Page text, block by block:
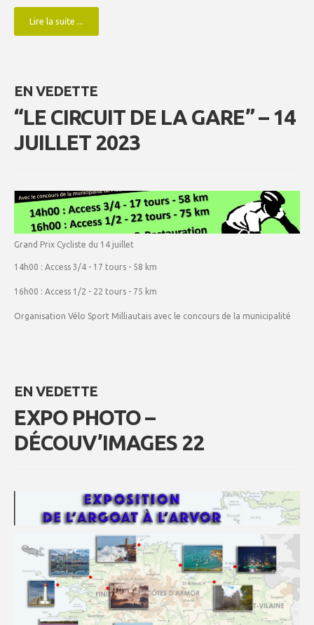
Lire la suite ...
EN VEDETTE
“LE CIRCUIT DE LA GARE” – 14
JUILLET 2023
Grand Prix Cycliste du 14 juillet
14h00 : Access 3/4 - 17 tours - 58 km
16h00 : Access 1/2 - 22 tours - 75 km
Organisation Vélo Sport Milliautais avec le concours de la municipalité
EN VEDETTE
EXPO PHOTO –
DÉCOUV’IMAGES 22